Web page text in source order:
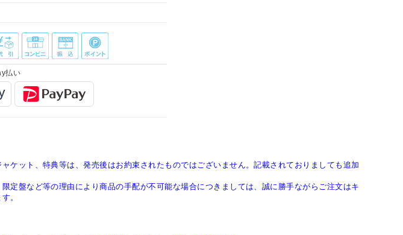
払い
ット、特典等は、発売後はお約束されたものではございません。記載されておりましても追加
盤など等の理由により商品の手配が不可能な場合につきましては、誠に勝手ながらご注文はキ
。